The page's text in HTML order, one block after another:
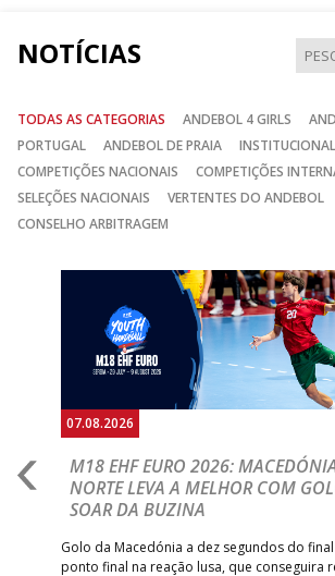
NOTÍCIAS
TODAS AS CATEGORIAS ANDEBOL 4 GIRLS
PORTUGAL
ANDEBOL DE PRAIA
INSTITUCIONAL
COMPETIÇÕES NACIONAIS
COMPETIÇÕES
SELEÇÕES NACIONAIS
VERTENTES DO ANDEBOL
CONSELHO ARBITRAGEM
07.08.2026
M18 EHF EURO 2026:
NORTE LEVA A MELHOR COM
SOAR DA BUZINA
Golo da Macedónia a dez segundos do
ponto final na reação lusa, que conseguira